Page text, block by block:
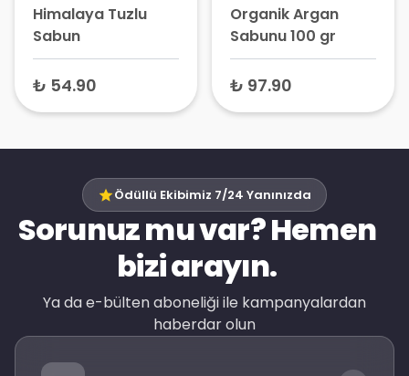
Himalaya Tuzlu
Sabun
₺ 54.90
Organik Argan
Sabunu 100 gr
₺ 97.90
Ödüllü Ekibimiz 7/24 Yanınızda
Sorunuz mu var? Hemen
bizi arayın.
Ya da e-bülten aboneliği ile kampanyalardan
haberdar olun